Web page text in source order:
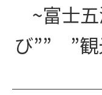
~富士
び”” ”